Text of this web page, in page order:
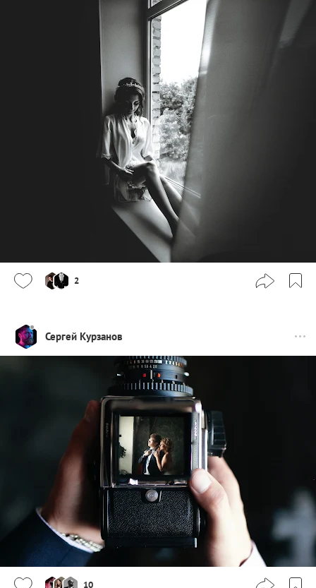
2
Сергей Курзанов
10